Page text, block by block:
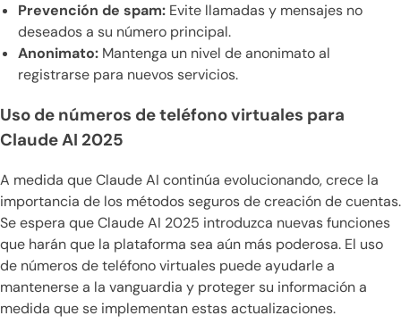
Prevención de spam: Evite llamadas y mensajes no
deseados a su número principal.
Anonimato: Mantenga un nivel de anonimato al
registrarse para nuevos servicios.
Uso de números de teléfono virtuales para
Claude AI 2025
A medida que Claude AI continúa evolucionando, crece la
importancia de los métodos seguros de creación de cuentas.
Se espera que Claude AI 2025 introduzca nuevas funciones
que harán que la plataforma sea aún más poderosa. El uso
de números de teléfono virtuales puede ayudarle a
mantenerse a la vanguardia y proteger su información a
medida que se implementan estas actualizaciones.